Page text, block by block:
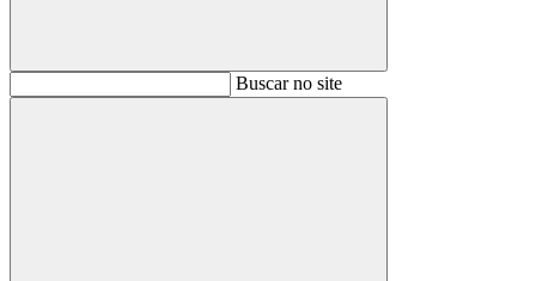
BuscarBuscar no site